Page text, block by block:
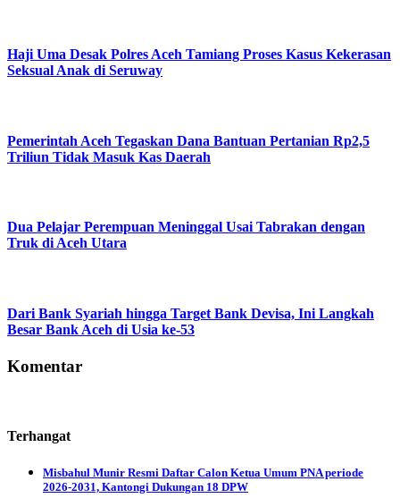
Haji Uma Desak Polres Aceh Tamiang Proses Kasus Kekerasan
Seksual Anak di Seruway
Pemerintah Aceh Tegaskan Dana Bantuan Pertanian Rp2,5
Triliun Tidak Masuk Kas Daerah
Dua Pelajar Perempuan Meninggal Usai Tabrakan dengan
Truk di Aceh Utara
Dari Bank Syariah hingga Target Bank Devisa, Ini Langkah
Besar Bank Aceh di Usia ke-53
Komentar
Terhangat
Misbahul Munir Resmi Daftar Calon Ketua Umum PNA periode
2026-2031, Kantongi Dukungan 18 DPW